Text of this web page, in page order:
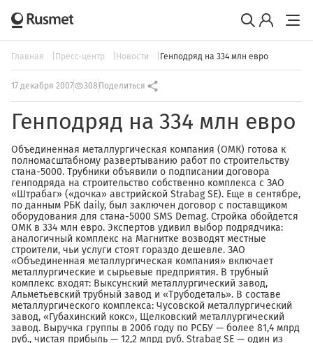
Главная Пресс-центр Новости Генподряд на 334 млн евро
17 декабря 2007 308 Поделиться
Генподряд на 334 млн евро
Объединенная металлургическая компания (ОМК) готова к
полномасштабному развертыванию работ по строительству
стана-5000. Трубники объявили о подписании договора
генподряда на строительство собственно комплекса с ЗАО
«Штрабаг» («дочка» австрийской Strabag SE). Еще в сентябре,
по данным РБК daily, был заключен договор с поставщиком
оборудования для стана-5000 SMS Demag. Стройка обойдется
ОМК в 334 млн евро. Экспертов удивил выбор подрядчика:
аналогичный комплекс на Магнитке возводят местные
строители, чьи услуги стоят гораздо дешевле. ЗАО
«Объединенная металлургическая компания» включает
металлургические и сырьевые предприятия. В трубный
комплекс входят: Выксунский металлургический завод,
Альметьевский трубный завод и «Трубодеталь». В составе
металлургического комплекса: Чусовской металлургиче­ский
завод, «Губахинский кокс», Щелковский металлургический
завод. Выручка группы в 2006 году по РСБУ — более 81,4 млрд
руб., чистая прибыль — 12,2 млрд руб. Strabag SE — один из